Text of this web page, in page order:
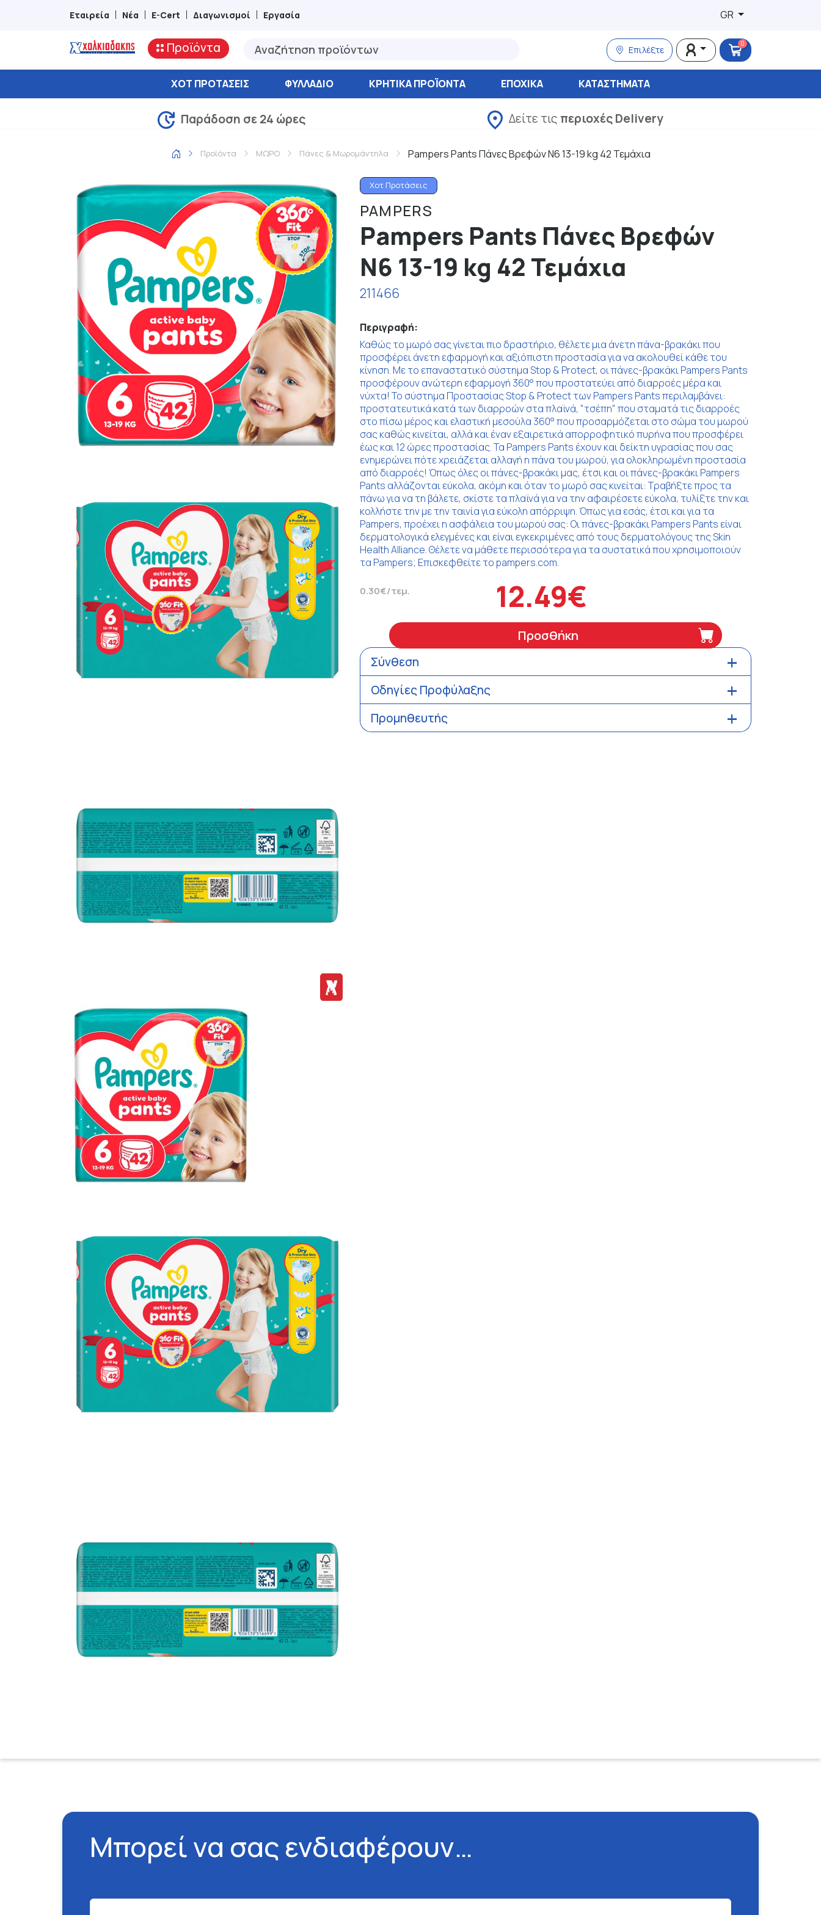
Εταιρεία Νέα E-Cert Διαγωνισμοί Εργασία GR
Προϊόντα Επιλέξτε
0
ΧΟΤ ΠΡΟΤΆΣΕΙΣ ΦΥΛΛΆΔΙΟ ΚΡΗΤΙΚΑ ΠΡΟΪΟΝΤΑ ΕΠΟΧΙΚΑ ΚΑΤΑΣΤΉΜΑΤΑ
Παράδοση σε 24 ώρες Δείτε τις περιοχές Delivery
Προϊόντα ΜΩΡΟ Πάνες & Μωρομάντηλα Pampers Pants Πάνες Βρεφών Ν6 13-19 kg 42 Τεμάχια
Χοτ Προτάσεις
PAMPERS
Pampers Pants Πάνες Βρεφών
Ν6 13-19 kg 42 Τεμάχια
211466
Περιγραφή:
Καθώς το μωρό σας γίνεται πιο δραστήριο, θέλετε μια άνετη πάνα-βρακάκι που
προσφέρει άνετη εφαρμογή και αξιόπιστη προστασία για να ακολουθεί κάθε του
κίνηση. Με το επαναστατικό σύστημα Stop & Protect, οι πάνες-βρακάκι Pampers Pants
προσφέρουν ανώτερη εφαρμογή 360° που προστατεύει από διαρροές μέρα και
νύχτα! Το σύστημα Προστασίας Stop & Protect των Pampers Pants περιλαμβάνει:
προστατευτικά κατά των διαρροών στα πλαϊνά, "τσέπη" που σταματά τις διαρροές
στο πίσω μέρος και ελαστική μεσούλα 360° που προσαρμόζεται στο σώμα του μωρού
σας καθώς κινείται, αλλά και έναν εξαιρετικά απορροφητικό πυρήνα που προσφέρει
έως και 12 ώρες προστασίας. Τα Pampers Pants έχουν και δείκτη υγρασίας που σας
ενημερώνει πότε χρειάζεται αλλαγή η πάνα του μωρού, για ολοκληρωμένη προστασία
από διαρροές! Όπως όλες οι πάνες-βρακάκι μας, έτσι και οι πάνες-βρακάκι Pampers
Pants αλλάζονται εύκολα, ακόμη και όταν το μωρό σας κινείται: Τραβήξτε προς τα
πάνω για να τη βάλετε, σκίστε τα πλαϊνά για να την αφαιρέσετε εύκολα, τυλίξτε την και
κολλήστε την με την ταινία για εύκολη απόρριψη. Όπως για εσάς, έτσι και για τα
Pampers, προέχει η ασφάλεια του μωρού σας: Οι πάνες-βρακάκι Pampers Pants είναι
δερματολογικά ελεγμένες και είναι εγκεκριμένες από τους δερματολόγους της Skin
Health Alliance. Θέλετε να μάθετε περισσότερα για τα συστατικά που χρησιμοποιούν
τα Pampers; Επισκεφθείτε το pampers.com.
0.30€/τεμ. 12.49€
Προσθήκη
Σύνθεση
Οδηγίες Προφύλαξης
Προμηθευτής
Μπορεί να σας ενδιαφέρουν…